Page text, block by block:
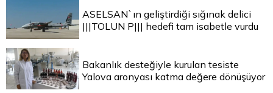
ASELSAN`ın geliştirdiği sığınak delici
|||TOLUN P||| hedefi tam isabetle vurdu
Bakanlık desteğiyle kurulan tesiste
Yalova aronyası katma değere dönüşüyor